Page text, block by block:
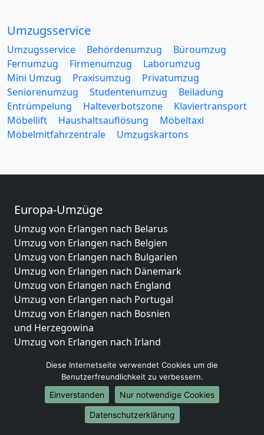
Umzugsservice
Umzugsservice Behördenumzug
Büroumzug
Fernumzug
Firmenumzug
Laborumzug
Mini Umzug
Praxisumzug
Privatumzug
Seniorenumzug
Studentenumzug
Beiladung
Entrümpelung
Halteverbotszone
Klaviertransport
Möbellift
Haushaltsauflösung
Möbeltaxi
Möbelmitfahrzentrale
Umzugskartons
Europa-Umzüge
Umzug von Erlangen nach Belarus
Umzug von Erlangen nach Belgien
Umzug von Erlangen nach Bulgarien
Umzug von Erlangen nach Dänemark
Umzug von Erlangen nach England
Umzug von Erlangen nach Portugal
Umzug von Erlangen nach Bosnien
und Herzegowina
Umzug von Erlangen nach Irland
Umzug von Erlangen nach Zypern
Umzug von Erlangen nach Kroatien
Umzug von Erlangen nach Estland
Umzug von Erlangen nach Finnland
Umzug von Erlangen nach Frankreich
Diese Internetseite verwendet Cookies um die
Benutzerfreundlichkeit zu verbessern.
Einverstanden
Nur notwendige Cookies
Datenschutzerklärung